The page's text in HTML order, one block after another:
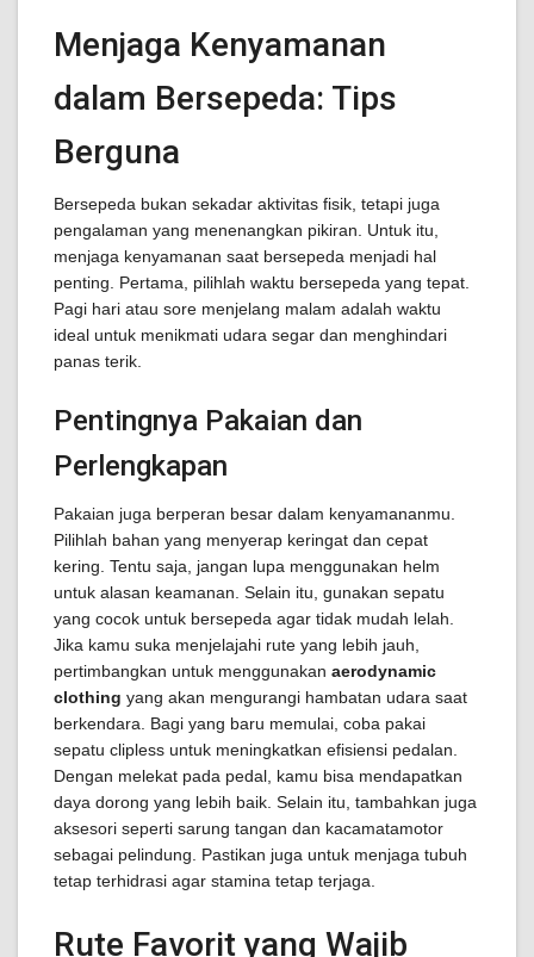
Menjaga Kenyamanan
dalam Bersepeda: Tips
Berguna
Bersepeda bukan sekadar aktivitas fisik, tetapi juga
pengalaman yang menenangkan pikiran. Untuk itu,
menjaga kenyamanan saat bersepeda menjadi hal
penting. Pertama, pilihlah waktu bersepeda yang tepat.
Pagi hari atau sore menjelang malam adalah waktu
ideal untuk menikmati udara segar dan menghindari
panas terik.
Pentingnya Pakaian dan
Perlengkapan
Pakaian juga berperan besar dalam kenyamananmu.
Pilihlah bahan yang menyerap keringat dan cepat
kering. Tentu saja, jangan lupa menggunakan helm
untuk alasan keamanan. Selain itu, gunakan sepatu
yang cocok untuk bersepeda agar tidak mudah lelah.
Jika kamu suka menjelajahi rute yang lebih jauh,
pertimbangkan untuk menggunakan aerodynamic
clothing yang akan mengurangi hambatan udara saat
berkendara. Bagi yang baru memulai, coba pakai
sepatu clipless untuk meningkatkan efisiensi pedalan.
Dengan melekat pada pedal, kamu bisa mendapatkan
daya dorong yang lebih baik. Selain itu, tambahkan juga
aksesori seperti sarung tangan dan kacamatamotor
sebagai pelindung. Pastikan juga untuk menjaga tubuh
tetap terhidrasi agar stamina tetap terjaga.
Rute Favorit yang Wajib